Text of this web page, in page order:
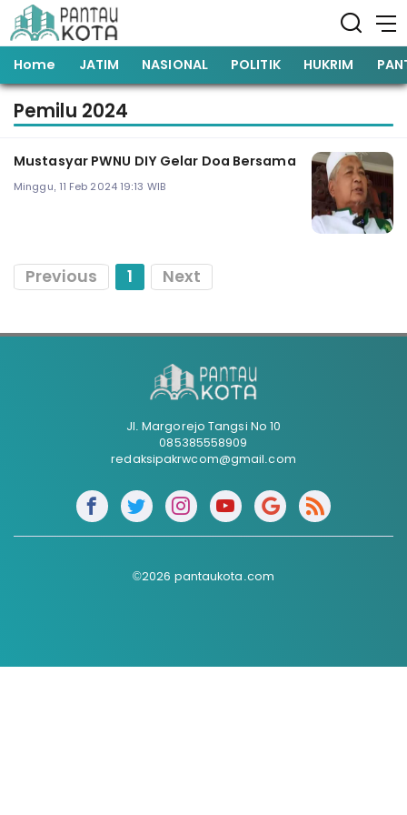
Home JATIM NASIONAL POLITIK HUKRIM
Pemilu 2024
Mustasyar PWNU DIY Gelar Doa Bersama
Minggu, 11 Feb 2024 19:13 WIB
Previous 1 Next
Jl. Margorejo Tangsi No 10
085385558909
redaksipakrwcom@gmail.com
©2026 pantaukota.com